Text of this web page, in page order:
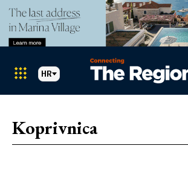
Albanija
BiH
HR
Koprivnica